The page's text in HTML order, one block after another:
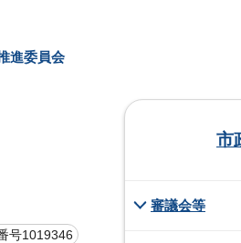
進委員会
号1019346
市
審議会等